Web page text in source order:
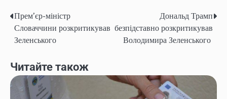
Навігація
записів
Прем’єр-міністр
Словаччини розкритикував
Зеленського
Дональд Трамп
безпідставно розкритикував
Володимира Зеленського
Читайте також